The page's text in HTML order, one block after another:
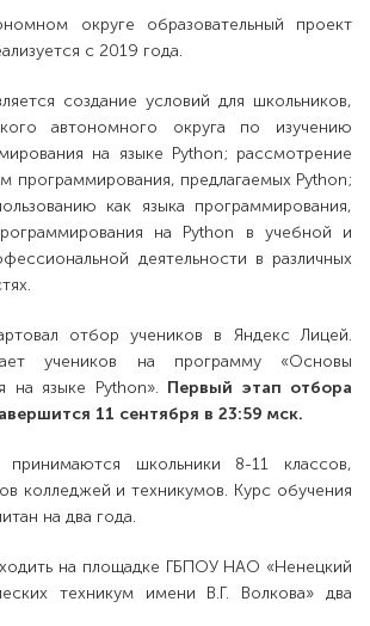
округе образовательный проект
с 2019 года.
создание условий для школьников,
автономного округа по изучению
на языке Python; рассмотрение
программирования, предлагаемых Python;
как языка программирования,
на Python в учебной и
деятельности в различных
отбор учеников в Яндекс Лицей.
учеников на программу «Основы
на языке Python». Первый этап отбора
11 сентября в 23:59 мск.
школьники 8-11 классов,
колледжей и техникумов. Курс обучения
на два года.
на площадке ГБПОУ НАО «Ненецкий
техникум имени В.Г. Волкова» два